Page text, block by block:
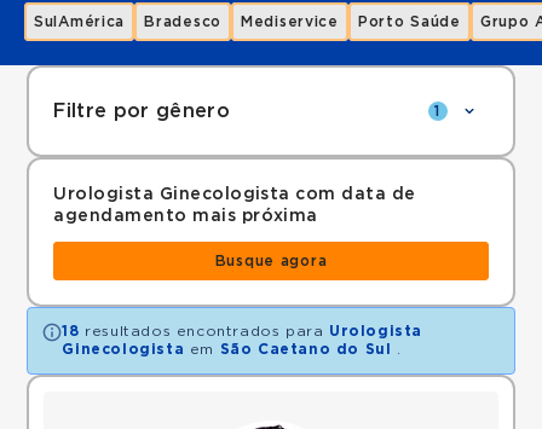
SulAmérica Bradesco Mediservice Porto Saúde Grupo
Filtre por gênero 1
Urologista Ginecologista com data de
agendamento mais próxima
Busque agora
18 resultados encontrados para Urologista
Ginecologista em São Caetano do Sul